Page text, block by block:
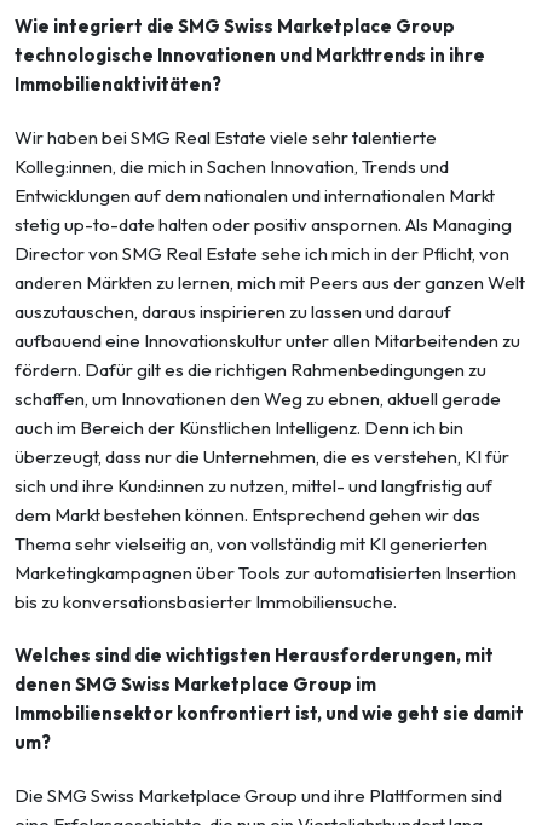
Wie integriert die SMG Swiss Marketplace Group
technologische Innovationen und Markttrends in ihre
Immobilienaktivitäten?
Wir haben bei SMG Real Estate viele sehr talentierte
Kolleg:innen, die mich in Sachen Innovation, Trends und
Entwicklungen auf dem nationalen und internationalen Markt
stetig up-to-date halten oder positiv anspornen. Als Managing
Director von SMG Real Estate sehe ich mich in der Pflicht, von
anderen Märkten zu lernen, mich mit Peers aus der ganzen Welt
auszutauschen, daraus inspirieren zu lassen und darauf
aufbauend eine Innovationskultur unter allen Mitarbeitenden zu
fördern. Dafür gilt es die richtigen Rahmenbedingungen zu
schaffen, um Innovationen den Weg zu ebnen, aktuell gerade
auch im Bereich der Künstlichen Intelligenz. Denn ich bin
überzeugt, dass nur die Unternehmen, die es verstehen, KI für
sich und ihre Kund:innen zu nutzen, mittel- und langfristig auf
dem Markt bestehen können. Entsprechend gehen wir das
Thema sehr vielseitig an, von vollständig mit KI generierten
Marketingkampagnen über Tools zur automatisierten Insertion
bis zu konversationsbasierter Immobiliensuche.
Welches sind die wichtigsten Herausforderungen, mit
denen SMG Swiss Marketplace Group im
Immobiliensektor konfrontiert ist, und wie geht sie damit
um?
Die SMG Swiss Marketplace Group und ihre Plattformen sind